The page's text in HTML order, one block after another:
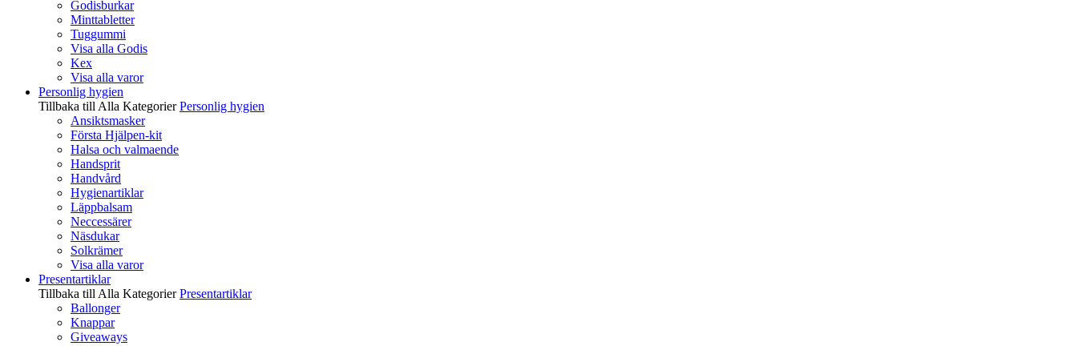
Godisburkar
Minttabletter
Tuggummi
Visa alla Godis
Kex
Visa alla varor
Personlig hygien
Tillbaka till Alla Kategorier Personlig hygien
Ansiktsmasker
Första Hjälpen-kit
Halsa och valmaende
Handsprit
Handvård
Hygienartiklar
Läppbalsam
Neccessärer
Näsdukar
Solkrämer
Visa alla varor
Presentartiklar
Tillbaka till Alla Kategorier Presentartiklar
Ballonger
Knappar
Giveaways